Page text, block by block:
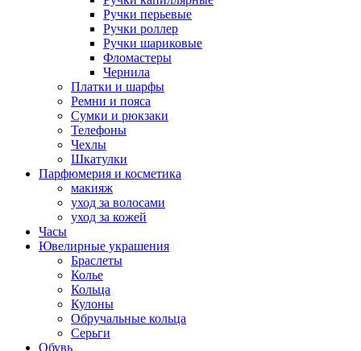
Ручки перьевые
Ручки роллер
Ручки шариковые
Фломастеры
Чернила
Платки и шарфы
Ремни и пояса
Сумки и рюкзаки
Телефоны
Чехлы
Шкатулки
Парфюмерия и косметика
макияж
уход за волосами
уход за кожей
Часы
Ювелирные украшения
Браслеты
Колье
Кольца
Кулоны
Обручальные кольца
Серьги
Обувь